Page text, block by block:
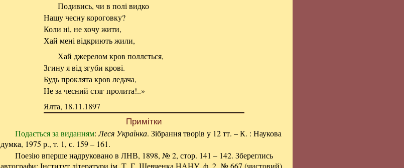
Подивись, чи в полі видко
Нашу чесну короговку?
Коли ні, не хочу жити,
Хай мені відкриють жили,
Хай джерелом кров поллється,
Згину я від згуби крові.
Будь проклята кров ледача,
Не за чесний стяг пролита!..»
Ялта, 18.11.1897
Примітки
Подається за виданням:Леся Українка. Зібрання творів у 12 тт. – К. : Наукова
думка, 1975 р., т. 1, с. 159 – 161.
Поезію вперше надруковано в ЛНВ, 1898, № 2, стор. 141 – 142. Збереглись
автографи: Інститут літератури ім. Т. Г. Шевченка НАНУ, ф. 2, № 667 (чистовий),